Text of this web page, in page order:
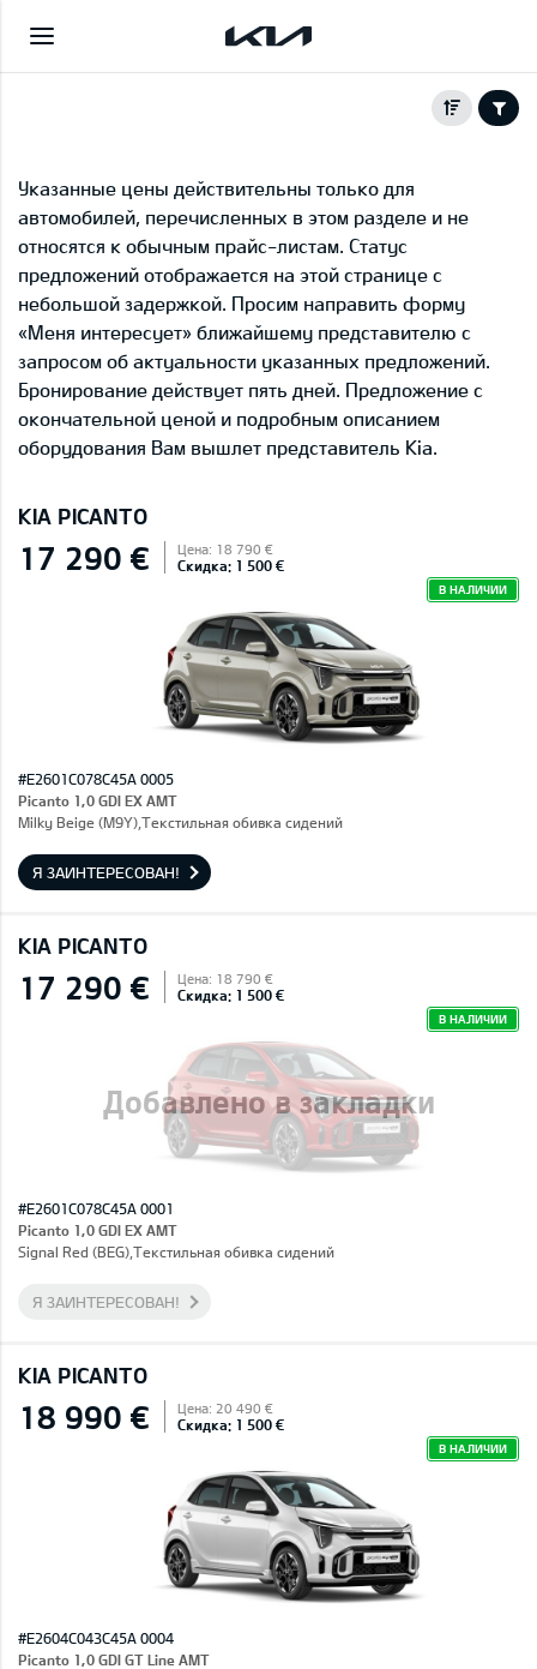
Указанные цены действительны только для
автомобилей, перечисленных в этом разделе и не
относятся к обычным прайс-листам. Статус
предложений отображается на этой странице с
небольшой задержкой. Просим направить форму
«Меня интересует» ближайшему представителю с
запросом об актуальности указанных предложений.
Бронирование действует пять дней. Предложение с
окончательной ценой и подробным описанием
оборудования Вам вышлет представитель Kia.
KIA PICANTO
17 290 € Цена: 18 790 €
Скидка: 1 500 €
В НАЛИЧИИ
#E2601C078C45A 0005
Picanto 1,0 GDI EX AMT
Milky Beige (M9Y),Текстильная обивка сидений
Я ЗАИНТЕРЕСОВАН!
KIA PICANTO
Добавлено в закладки
17 290 € Цена: 18 790 €
Скидка: 1 500 €
В НАЛИЧИИ
#E2601C078C45A 0001
Picanto 1,0 GDI EX AMT
Signal Red (BEG),Текстильная обивка сидений
Я ЗАИНТЕРЕСОВАН!
KIA PICANTO
18 990 € Цена: 20 490 €
Скидка: 1 500 €
В НАЛИЧИИ
#E2604C043C45A 0004
Picanto 1,0 GDI GT Line AMT